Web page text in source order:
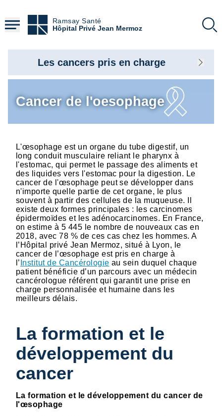
contenu
principal
Ramsay Santé
Hôpital Privé Jean Mermoz
Cancer de l'oesophage
L'œsophage est un organe du tube digestif, un
long conduit musculaire reliant le pharynx à
l'estomac, qui permet le passage des aliments et
des liquides vers l'estomac pour la digestion. Le
cancer de l'œsophage peut se développer dans
n'importe quelle partie de cet organe, le plus
souvent à partir des cellules de la muqueuse. Il
existe deux formes principales : les carcinomes
épidermoïdes et les adénocarcinomes. En France,
on estime à 5 445 le nombre de nouveaux cas en
2018, avec 78 % de ces cas chez les hommes. A
l’Hôpital privé Jean Mermoz, situé à Lyon, le
cancer de l’œsophage est pris en charge à
l’ Institut de Cancérologie au sein duquel chaque
patient bénéficie d’un parcours avec un médecin
cancérologue référent qui garantit une prise en
charge personnalisée et humaine dans les
meilleurs délais.
La formation et le
développement du
cancer
La formation et le développement du cancer de
l'œsophage
Les cancers pris en charge